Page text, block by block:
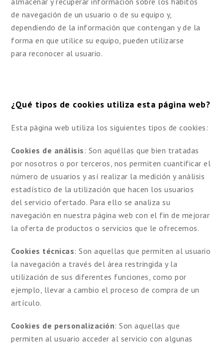
de navegación de un usuario o de su equipo y,
dependiendo de la información que contengan y de la
forma en que utilice su equipo, pueden utilizarse
para reconocer al usuario.
¿Qué tipos de cookies utiliza esta página web?
Esta página web utiliza los siguientes tipos de cookies:
Cookies de análisis : Son aquéllas que bien tratadas
por nosotros o por terceros, nos permiten cuantificar el
número de usuarios y así realizar la medición y análisis
estadístico de la utilización que hacen los usuarios
del servicio ofertado. Para ello se analiza su
navegación en nuestra página web con el fin de mejorar
la oferta de productos o servicios que le ofrecemos.
Cookies técnicas: Son aquellas que permiten al usuario
la navegación a través del área restringida y la
utilización de sus diferentes funciones, como por
ejemplo, llevar a cambio el proceso de compra de un
artículo.
Cookies de personalización: Son aquellas que
permiten al usuario acceder al servicio con algunas